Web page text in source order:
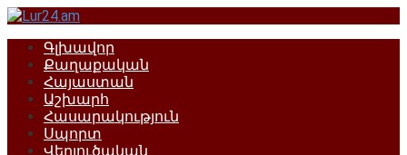
Перейти
контентуԳլխավոր
Քաղաքական
Հայաստան
Աշխարհ
Հասարակություն
Սպորտ
Վերլուծական